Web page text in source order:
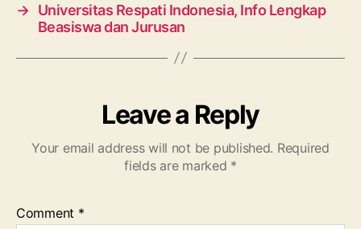
→ Universitas Respati Indonesia, Info Lengkap
Beasiswa dan Jurusan
Leave a Reply
Your email address will not be published. Required
fields are marked *
Comment *